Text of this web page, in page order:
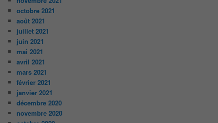
octobre 2021
août 2021
juillet 2021
juin 2021
mai 2021
avril 2021
mars 2021
février 2021
janvier 2021
décembre 2020
novembre 2020